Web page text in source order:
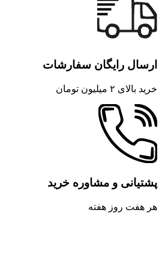
ارسال رایگان سفارشات
خرید بالای ۲ میلیون تومان
پشتیانی و مشاوره خرید
هر هفت روز هفته